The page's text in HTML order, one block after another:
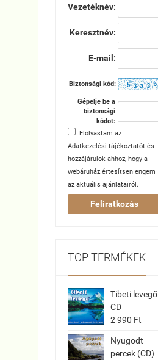
Vezetéknév:
Keresztnév:
E-mail:
Biztonsági kód:
Gépelje be a
biztonsági
kódot:
Elolvastam az
Adatkezelési tájékoztatót és
hozzájárulok ahhoz, hogy a
webáruház értesítsen engem
az aktuális ajánlatairól.
Feliratkozás
TOP TERMÉKEK
Tibeti levegő
CD
2 990 Ft
Nyugodt
percek (CD)